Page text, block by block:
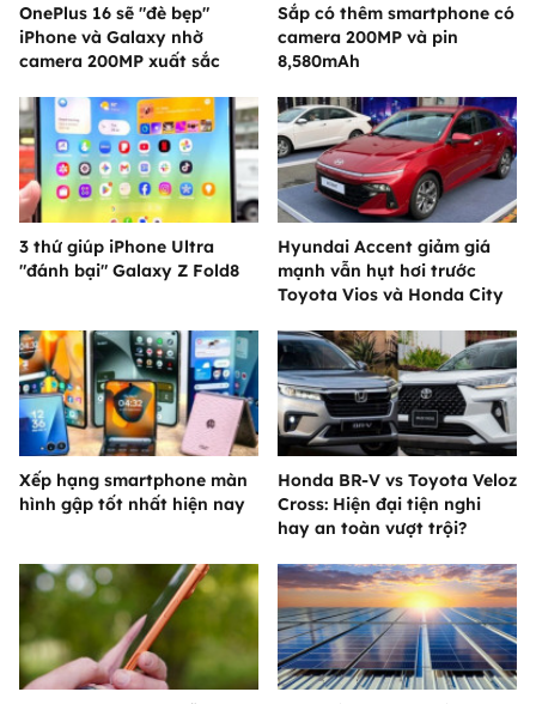
OnePlus 16 sẽ "đè bẹp"
iPhone và Galaxy nhờ
camera 200MP xuất sắc
Sắp có thêm smartphone có
camera 200MP và pin
8,580mAh
3 thứ giúp iPhone Ultra
"đánh bại" Galaxy Z Fold8
Hyundai Accent giảm giá
mạnh vẫn hụt hơi trước
Toyota Vios và Honda City
Xếp hạng smartphone màn
hình gập tốt nhất hiện nay
Honda BR-V vs Toyota Veloz
Cross: Hiện đại tiện nghi
hay an toàn vượt trội?